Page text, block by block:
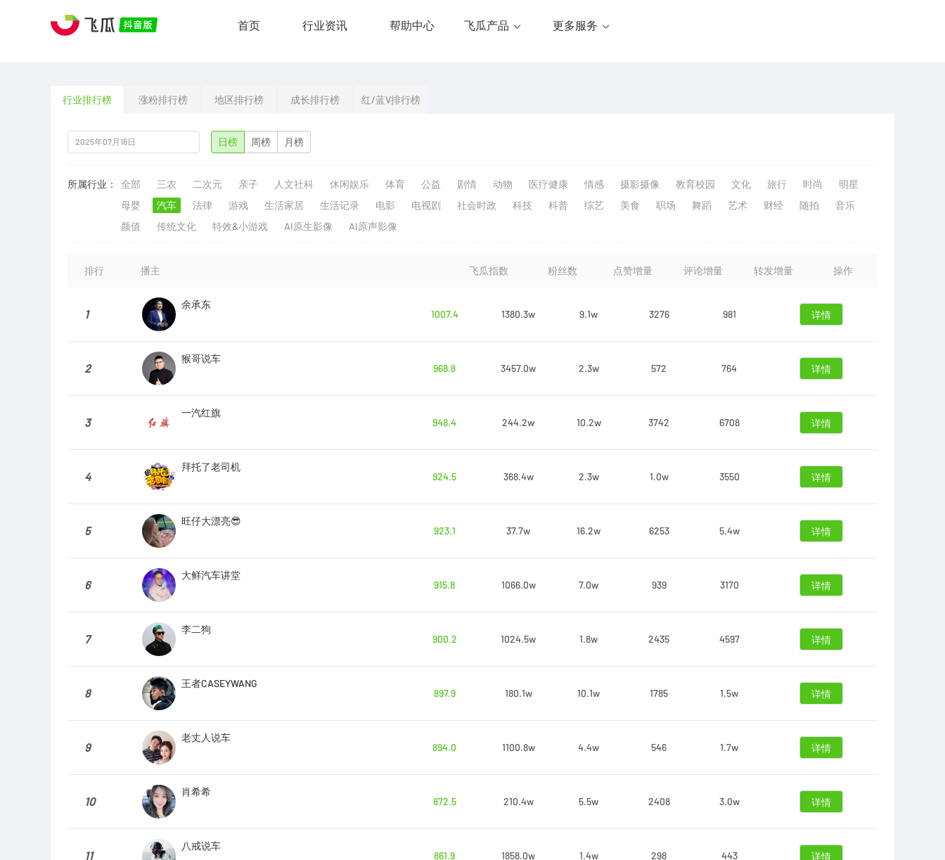
首页 行业资讯 帮助中心 飞瓜产品 更多服务
行业排行榜 涨粉排行榜 地区排行榜 成长排行榜 红/蓝V排行榜
日榜 周榜 月榜
所属行业： 全部 三农 二次元 亲子 人文社科 休闲娱乐 体育 公益 剧情 动物 医疗健康 情感 摄影摄像 教育校园 文化 旅行 时尚
明星
母婴
汽车 法律 游戏 生活家居 生活记录 电影 电视剧 社会时政 科技 科普 综艺 美食 职场 舞蹈 艺术 财经 随拍
音乐
颜值
传统文化 特效&小游戏 AI原生影像 AI原声影像
排行 播主 飞瓜指数 粉丝数 点赞增量 评论增量 转发增量 操作
1
余承东
1007.4
1380.3w 9.1w 3276 981 详情
2
猴哥说车
968.8
3457.0w 2.3w 572 764 详情
3
一汽红旗
948.4
244.2w 10.2w 3742 6708 详情
4
拜托了老司机
924.5
368.4w 2.3w 1.0w 3550 详情
5
旺仔大漂亮😎
923.1
37.7w 16.2w 6253 5.4w 详情
6
大鲜汽车讲堂
915.8
1066.0w 7.0w 939 3170 详情
7
李二狗
900.2
1024.5w 1.8w 2435 4597 详情
8
王者CASEYWANG
897.9
180.1w 10.1w 1785 1.5w 详情
9
老丈人说车
894.0
1100.8w 4.4w 546 1.7w 详情
10
肖希希
872.5
210.4w 5.5w 2408 3.0w 详情
11
八戒说车
861.9
1858.0w 1.4w 298 443 详情